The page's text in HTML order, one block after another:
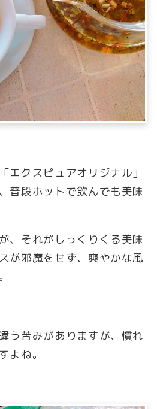
エクスピュアオリジナル」
普段ホットで飲んでも美味
、それがしっくりくる美味
が邪魔をせず、爽やかな風
う苦みがありますが、慣れ
よね。